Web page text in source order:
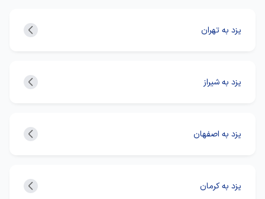
یزد به تهران
یزد به شیراز
یزد به اصفهان
یزد به کرمان